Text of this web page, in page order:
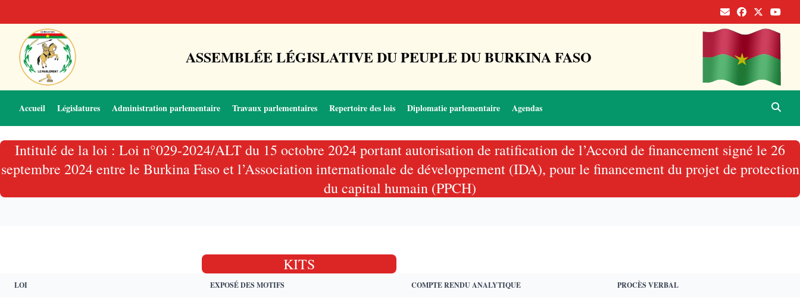
ASSEMBLÉE LÉGISLATIVE DU PEUPLE DU BURKINA FASO
Accueil Législatures Administration parlementaire Travaux parlementaires Repertoire des lois Diplomatie parlementaire Agendas
Intitulé de la loi : Loi n°029-2024/ALT du 15 octobre 2024 portant autorisation de ratification de l’Accord de financement signé le 26
septembre 2024 entre le Burkina Faso et l’Association internationale de développement (IDA), pour le financement du projet de protection
du capital humain (PPCH)
KITS
LOI EXPOSÉ DES MOTIFS COMPTE RENDU ANALYTIQUE PROCÈS VERBAL